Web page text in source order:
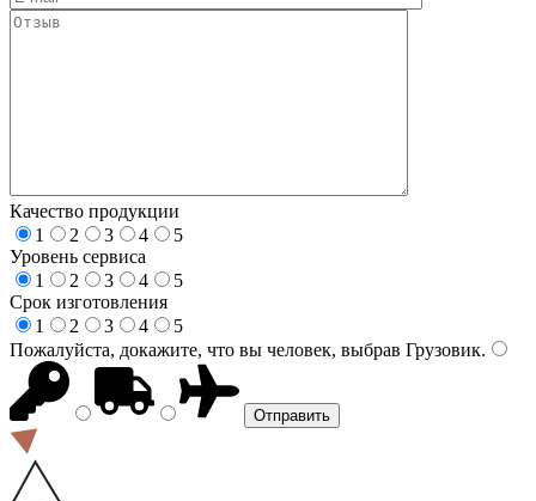
Качество продукции
1
2 3 4
5
Уровень сервиса
1
2 3 4
5
Срок изготовления
1
2 3 4
5
Пожалуйста, докажите, что вы человек, выбрав Грузовик.